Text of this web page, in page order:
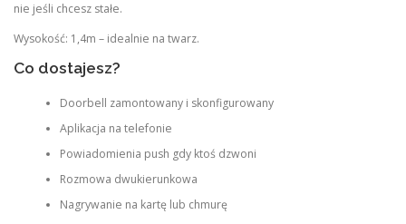
nie jeśli chcesz stałe.
Wysokość: 1,4m – idealnie na twarz.
Co dostajesz?
Doorbell zamontowany i skonfigurowany
Aplikacja na telefonie
Powiadomienia push gdy ktoś dzwoni
Rozmowa dwukierunkowa
Nagrywanie na kartę lub chmurę